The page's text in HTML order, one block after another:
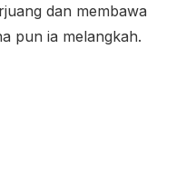
dan membawa
pun ia melangkah.